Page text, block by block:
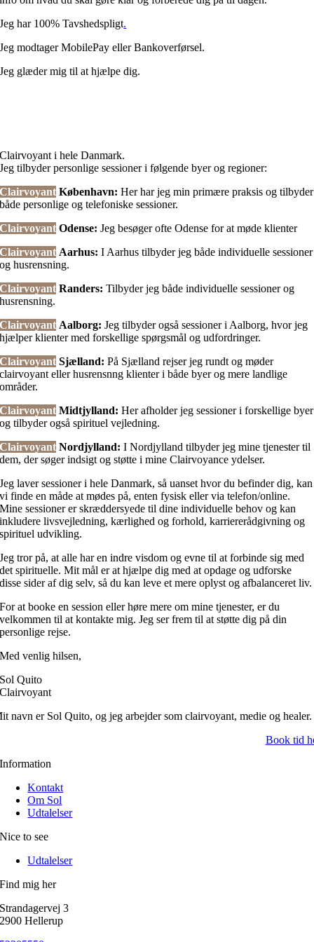
Jeg har 100% Tavshedspligt.
Jeg modtager MobilePay eller Bankoverførsel.
Jeg glæder mig til at hjælpe dig.
Clairvoyant i hele Danmark.
Jeg tilbyder personlige sessioner i følgende byer og regioner:
Clairvoyant København: Her har jeg min primære praksis og tilbyder
både personlige og telefoniske sessioner.
Clairvoyant Odense: Jeg besøger ofte Odense for at møde klienter
Clairvoyant Aarhus: I Aarhus tilbyder jeg både individuelle sessioner
og husrensning.
Clairvoyant Randers: Tilbyder jeg både individuelle sessioner og
husrensning.
Clairvoyant Aalborg: Jeg tilbyder også sessioner i Aalborg, hvor jeg
hjælper klienter med forskellige spørgsmål og udfordringer.
Clairvoyant Sjælland: På Sjælland rejser jeg rundt og møder
clairvoyant eller husrensnng klienter i både byer og mere landlige
områder.
Clairvoyant Midtjylland: Her afholder jeg sessioner i forskellige byer
og tilbyder også spirituel vejledning.
Clairvoyant Nordjylland: I Nordjylland tilbyder jeg mine tjenester til
dem, der søger indsigt og støtte i mine Clairvoyance ydelser.
Jeg laver sessioner i hele Danmark, så uanset hvor du befinder dig, kan
vi finde en måde at mødes på, enten fysisk eller via telefon/online.
Mine sessioner er skræddersyede til dine individuelle behov og kan
inkludere livsvejledning, kærlighed og forhold, karriererådgivning og
spirituel udvikling.
Jeg tror på, at alle har en indre visdom og evne til at forbinde sig med
det spirituelle. Mit mål er at hjælpe dig med at opdage og udforske
disse sider af dig selv, så du kan leve et mere oplyst og afbalanceret liv.
For at booke en session eller høre mere om mine tjenester, er du
velkommen til at kontakte mig. Jeg ser frem til at støtte dig på din
personlige rejse.
Med venlig hilsen,
Sol Quito
Clairvoyant
navn er Sol Quito, og jeg arbejder som clairvoyant, medie og healer.
Book tid
Information
Kontakt
Om Sol
Udtalelser
Nice to see
Udtalelser
Find mig her
Strandagervej 3
2900 Hellerup